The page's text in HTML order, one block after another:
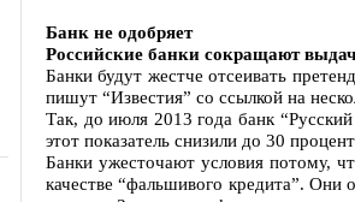
Банк не одобряет
Российские банки сокращают
Банки будут жестче отсеивать
пишут “Известия” со ссылкой на
Так, до июля 2013 года банк
этот показатель снизили до 30
Банки ужесточают условия потому,
качестве “фальшивого кредита”.